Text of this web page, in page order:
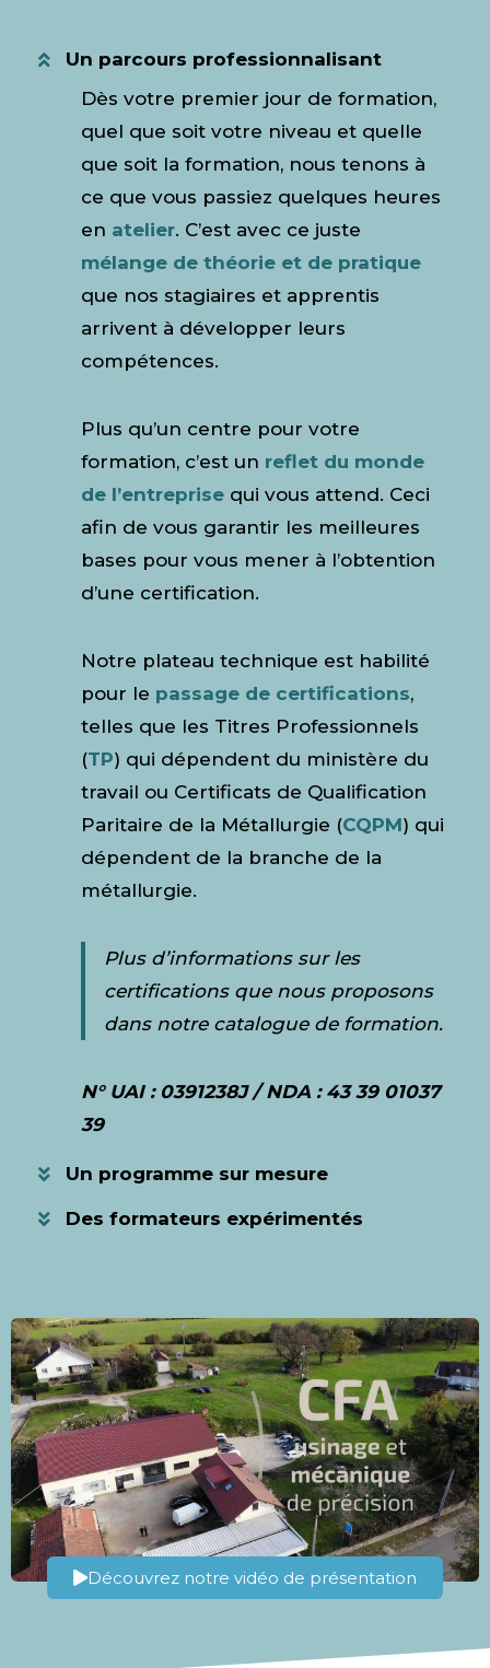
Un parcours professionnalisant
Dès votre premier jour de formation,
quel que soit votre niveau et quelle
que soit la formation, nous tenons à
ce que vous passiez quelques heures
en atelier. C’est avec ce juste
mélange de théorie et de pratique
que nos stagiaires et apprentis
arrivent à développer leurs
compétences.
Plus qu’un centre pour votre
formation, c’est un reflet du monde
de l’entreprise qui vous attend. Ceci
afin de vous garantir les meilleures
bases pour vous mener à l’obtention
d’une certification.
Notre plateau technique est habilité
pour le passage de certifications,
telles que les Titres Professionnels
(TP) qui dépendent du ministère du
travail ou Certificats de Qualification
Paritaire de la Métallurgie (CQPM) qui
dépendent de la branche de la
métallurgie.
Plus d’informations sur les
certifications que nous proposons
dans notre catalogue de formation.
N° UAI : 0391238J / NDA : 43 39 01037
39
Un programme sur mesure
Des formateurs expérimentés
Découvrez notre vidéo de présentation